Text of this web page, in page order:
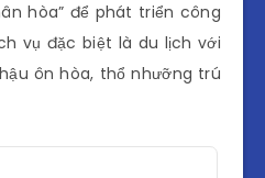
hòa” để phát triển công
vụ đặc biệt là du lịch với
ôn hòa, thổ nhưỡng trú